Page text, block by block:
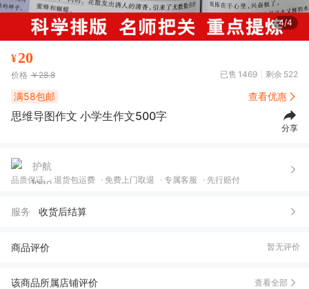
4/4
¥20
价格 ￥28.8 已售 1469 剩余 522
满58包邮 查看优惠
思维导图作文 小学生作文500字
分享
品质保证 退货包运费 免费上门取退 专属客服 先行赔付
服务 收货后结算
商品评价 暂无评价
该商品所属店铺评价 查看全部